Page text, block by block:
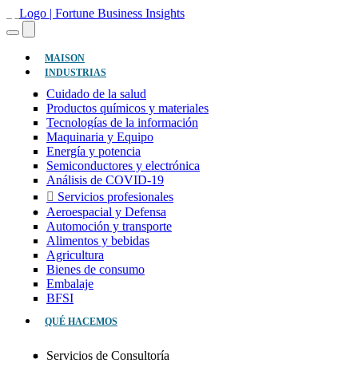
MAISON(ACTUAL)
INDUSTRIAS
Cuidado de la salud
Productos químicos y materiales
Tecnologías de la información
Maquinaria y Equipo
Energía y potencia
Semiconductores y electrónica
Análisis de COVID-19
Servicios profesionales
Aeroespacial y Defensa
Automoción y transporte
Alimentos y bebidas
Agricultura
Bienes de consumo
Embalaje
BFSI
QUÉ HACEMOS
Servicios de Consultoría